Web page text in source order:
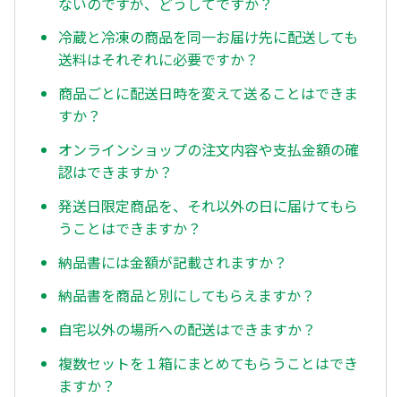
冷蔵と冷凍の商品を同一お届け先に配送しても
送料はそれぞれに必要ですか？
商品ごとに配送日時を変えて送ることはできま
すか？
オンラインショップの注文内容や支払金額の確
認はできますか？
発送日限定商品を、それ以外の日に届けてもら
うことはできますか？
納品書には金額が記載されますか？
納品書を商品と別にしてもらえますか？
自宅以外の場所への配送はできますか？
複数セットを１箱にまとめてもらうことはでき
ますか？